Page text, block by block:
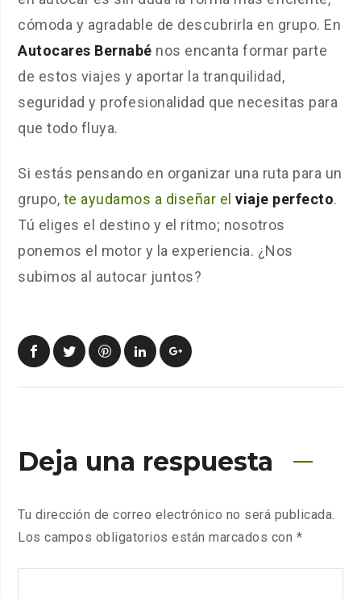
cómoda y agradable de descubrirla en grupo. En
Autocares Bernabé nos encanta formar parte
de estos viajes y aportar la tranquilidad,
seguridad y profesionalidad que necesitas para
que todo fluya.
Si estás pensando en organizar una ruta para un
grupo, te ayudamos a diseñar elviaje perfecto.
Tú eliges el destino y el ritmo; nosotros
ponemos el motor y la experiencia. ¿Nos
subimos al autocar juntos?
Deja una respuesta
Tu dirección de correo electrónico no será publicada.
Los campos obligatorios están marcados con *